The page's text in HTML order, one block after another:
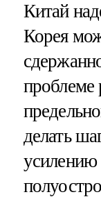
Китай
Корея
проблеме
делать
усилению